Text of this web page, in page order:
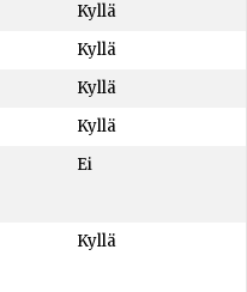
Kyllä
Kyllä
Kyllä
Kyllä
Ei
Kyllä